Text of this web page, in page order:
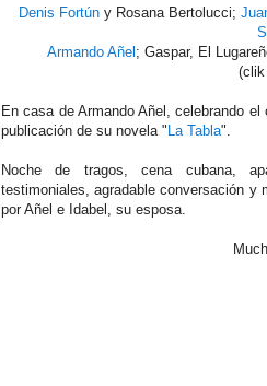
Denis Fortún y Rosana Bertolucci;
Armando Añel ; Gaspar, El
En casa de Armando Añel, celebrando
publicación de su novela " La Tabla".
Noche de tragos, cena cubana,
testimoniales, agradable conversación y
por Añel e Idabel, su esposa.